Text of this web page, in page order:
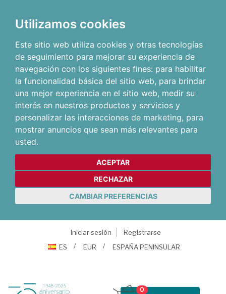
Utilizamos cookies
Este sitio web utiliza cookies y otras tecnologías
de seguimiento para mejorar su experiencia de
navegación con los siguientes fines: para habilitar
la funcionalidad básica del sitio web, para brindar
una mejor experiencia en el sitio web, medir su
interés en nuestros productos y servicios y
personalizar las interacciones de marketing, para
mostrar anuncios que sean más relevantes para
usted.
ACEPTAR
RECHAZAR
CAMBIAR PREFERENCIAS
Iniciar sesión
Registrarse
ES
EUR ESPAÑA PENINSULAR
0